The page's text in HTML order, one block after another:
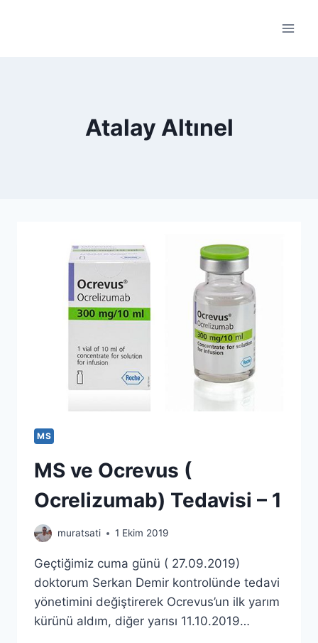
Atalay Altınel
MS
MS ve Ocrevus (
Ocrelizumab) Tedavisi – 1
muratsati 1 Ekim 2019
Geçtiğimiz cuma günü ( 27.09.2019)
doktorum Serkan Demir kontrolünde tedavi
yönetimini değiştirerek Ocrevus’un ilk yarım
kürünü aldım, diğer yarısı 11.10.2019…